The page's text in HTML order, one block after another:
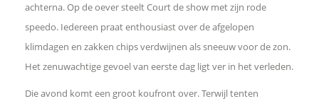
achterna. Op de oever steelt Court de show met zijn rode
speedo. Iedereen praat enthousiast over de afgelopen
klimdagen en zakken chips verdwijnen als sneeuw voor de zon.
Het zenuwachtige gevoel van eerste dag ligt ver in het verleden.
Die avond komt een groot koufront over. Terwijl tenten